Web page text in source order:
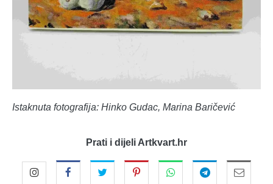
Istaknuta fotografija: Hinko Gudac, Marina Baričević
Prati i dijeli Artkvart.hr